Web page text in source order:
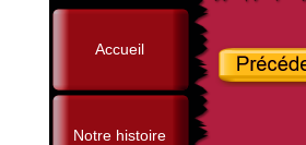
Accueil
Notre histoire